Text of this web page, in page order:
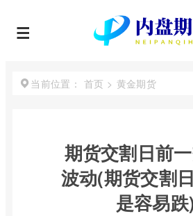
当前位置： 首页 > 黄金期货
期货交割日前
波动(期货交割
是容易